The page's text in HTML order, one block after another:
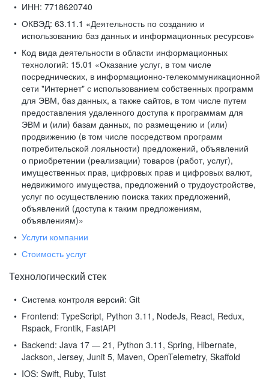
ИНН: 7718620740
ОКВЭД: 63.11.1 «Деятельность по созданию и
использованию баз данных и информационных ресурсов»
Код вида деятельности в области информационных
технологий: 15.01 «Оказание услуг, в том числе
посреднических, в информационно-телекоммуникационной
сети "Интернет" с использованием собственных программ
для ЭВМ, баз данных, а также сайтов, в том числе путем
предоставления удаленного доступа к программам для
ЭВМ и (или) базам данных, по размещению и (или)
продвижению (в том числе посредством программ
потребительской лояльности) предложений, объявлений
о приобретении (реализации) товаров (работ, услуг),
имущественных прав, цифровых прав и цифровых валют,
недвижимого имущества, предложений о трудоустройстве,
услуг по осуществлению поиска таких предложений,
объявлений (доступа к таким предложениям,
объявлениям)»
Услуги компании
Стоимость услуг
Технологический стек
Система контроля версий: Git
Frontend: TypeScript, Python 3.11, NodeJs, React, Redux,
Rspack, Frontik, FastAPI
Backend: Java 17 — 21, Python 3.11, Spring, Hibernate,
Jackson, Jersey, Junit 5, Maven, OpenTelemetry, Skaffold
IOS: Swift, Ruby, Tuist